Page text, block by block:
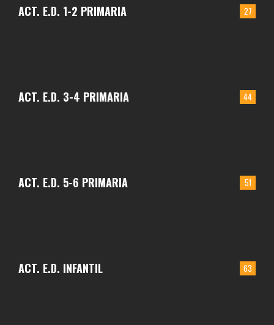
27
ACT. E.D. 1-2 PRIMARIA
44
ACT. E.D. 3-4 PRIMARIA
51
ACT. E.D. 5-6 PRIMARIA
63
ACT. E.D. INFANTIL